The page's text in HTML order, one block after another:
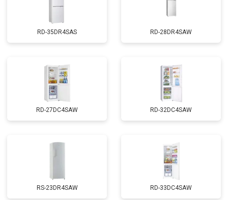
RD-35DR4SAS RD-28DR4SAW
RD-27DC4SAW RD-32DC4SAW
RS-23DR4SAW RD-33DC4SAW